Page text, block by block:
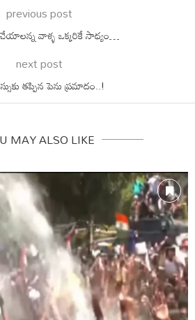
previous post
వాళ్ళ ఒక్కరికే సాధ్యం…
next post
తప్పిన పెను ప్రమాదం..!
MAY ALSO LIKE